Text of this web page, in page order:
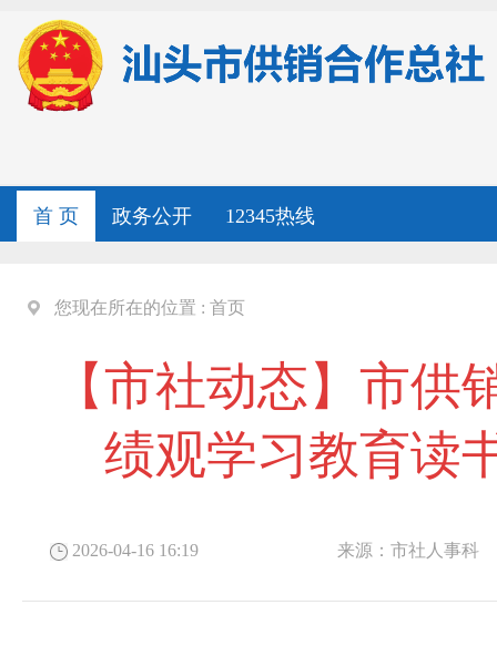
首 页 政务公开 12345热线
您现在所在的位置 : 首页
【市社动态】市
绩观学习教育读
2026-04-16 16:19 来源：市社人事科